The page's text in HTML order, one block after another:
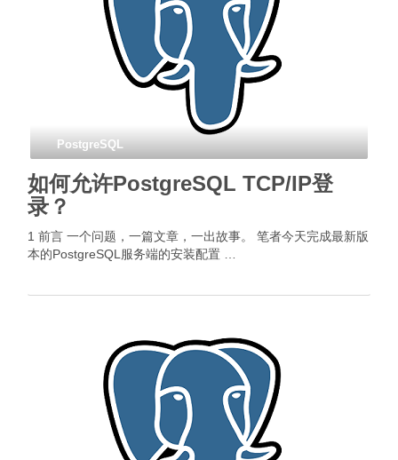
PostgreSQL
如何允许PostgreSQL TCP/IP登
录？
1 前言 一个问题，一篇文章，一出故事。 笔者今天完成最新版
本的PostgreSQL服务端的安装配置 …